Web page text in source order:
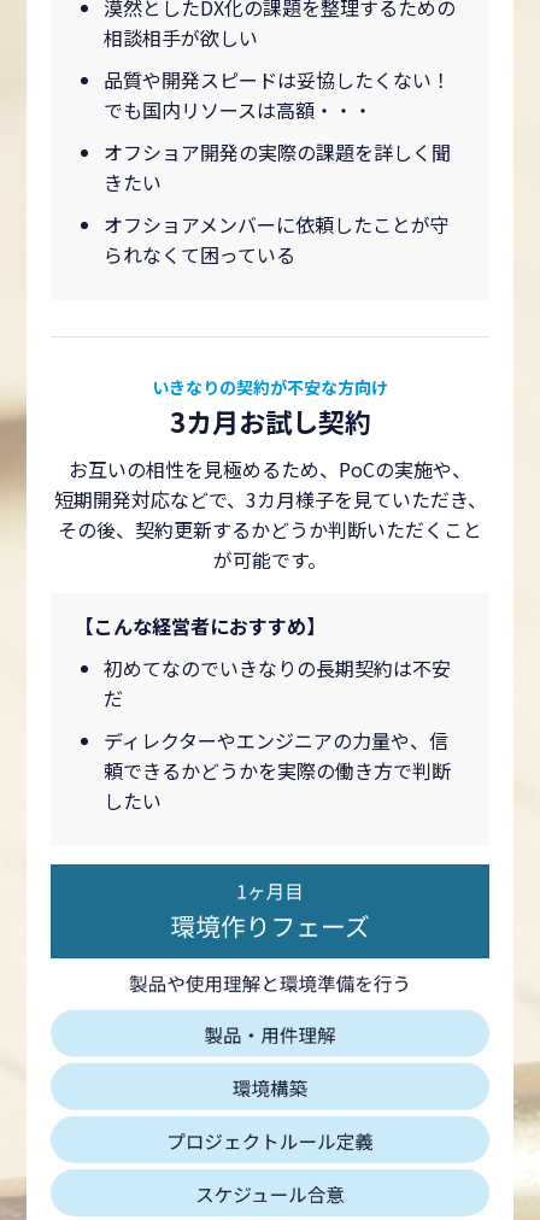
漠然としたDX化の課題を整理するための
相談相手が欲しい
品質や開発スピードは妥協したくない！
でも国内リソースは高額・・・
オフショア開発の実際の課題を詳しく聞
きたい
オフショアメンバーに依頼したことが守
られなくて困っている
いきなりの契約が不安な方向け
3カ月お試し契約
お互いの相性を見極めるため、PoCの実施や、
短期開発対応などで、3カ月様子を見ていただき、
その後、契約更新するかどうか判断いただくこと
が可能です。
【こんな経営者におすすめ】
初めてなのでいきなりの長期契約は不安
だ
ディレクターやエンジニアの力量や、信
頼できるかどうかを実際の働き方で判断
したい